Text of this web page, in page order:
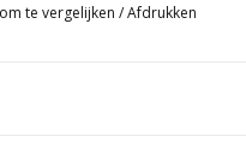
te vergelijken /Afdrukken